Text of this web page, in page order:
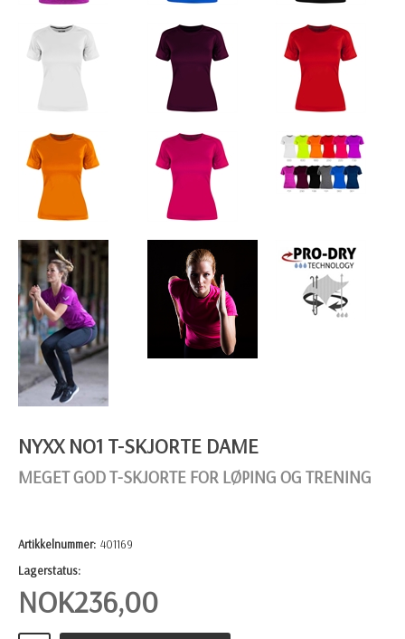
NYXX NO1 T-SKJORTE DAME
MEGET GOD T-SKJORTE FOR LØPING OG TRENING
Artikkelnummer: 401169
Lagerstatus:
NOK236,00